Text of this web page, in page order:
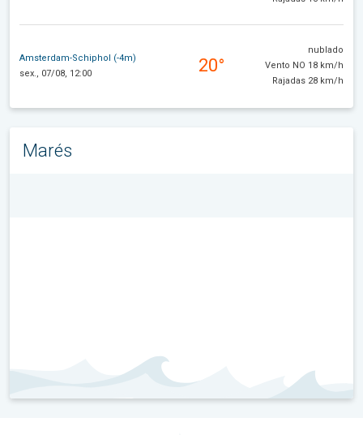
Amsterdam-Schiphol (-4m)
sex., 07/08, 12:00
20°
nublado
Vento NO 18 km/h
Rajadas 28 km/h
Marés